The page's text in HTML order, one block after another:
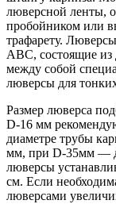
люверсной ленты,
пробойником или
трафарету.
АВС, состоящие из
между собой
люверсы для
Размер люверса
D-16 мм
диаметре трубы
мм, при D-35мм —
люверсы
см. Если
люверсами